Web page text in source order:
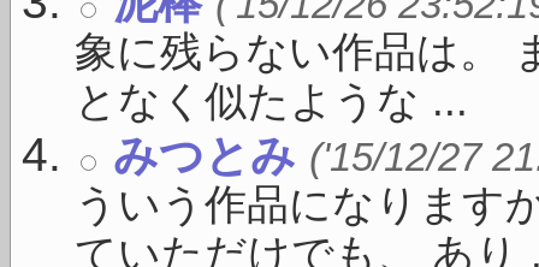
象に残らない作品は。
となく似たような ...
みつとみ ('15/12/27
ういう作品になります
ていただけでも、 あり